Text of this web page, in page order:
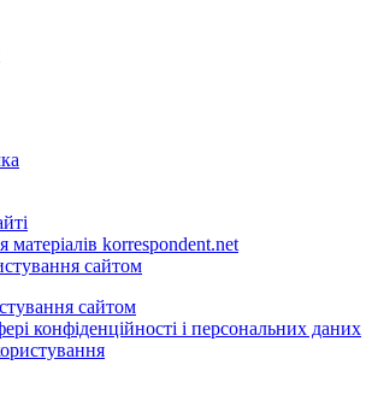
матеріалів korrespondent.net
сайтом
сайтом
конфіденційності і персональних даних